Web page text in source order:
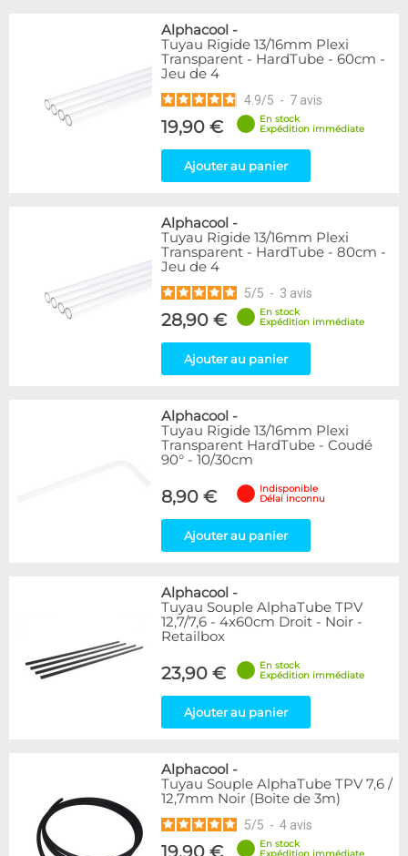
Alphacool -
Tuyau Rigide 13/16mm Plexi
Transparent - HardTube - 60cm -
Jeu de 4
4.9/5 - 7 avis
19,90 €
En stock
Expédition immédiate
Ajouter au panier
Alphacool -
Tuyau Rigide 13/16mm Plexi
Transparent - HardTube - 80cm -
Jeu de 4
5/5 - 3 avis
28,90 €
En stock
Expédition immédiate
Ajouter au panier
Alphacool -
Tuyau Rigide 13/16mm Plexi
Transparent HardTube - Coudé
90° - 10/30cm
8,90 €
Indisponible
Délai inconnu
Ajouter au panier
Alphacool -
Tuyau Souple AlphaTube TPV
12,7/7,6 - 4x60cm Droit - Noir -
Retailbox
23,90 €
En stock
Expédition immédiate
Ajouter au panier
Alphacool -
Tuyau Souple AlphaTube TPV 7,6 /
12,7mm Noir (Boite de 3m)
5/5 - 4 avis
En stock
Expédition immédiate